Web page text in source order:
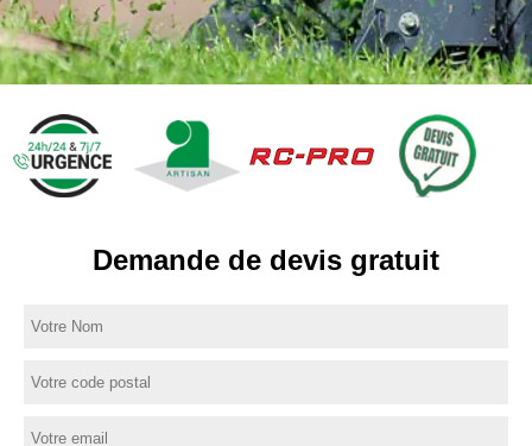
Demande de devis gratuit